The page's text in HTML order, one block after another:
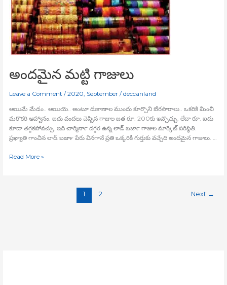
అందమైన మట్టి గాజులు
Leave a Comment /2020, September /deccanland
ఆయిమే మేడం.. ఆయియె.. అంటూ దుకాణాల ముందు కూర్చొని బేరసారాలు.. ఒకరికి మించి
మరొకరి ఆహ్వానం. ఐదు వందలు చెప్పిన గాజుల జత రూ. 200కు ఇవ్చొచ్చు. లేదా రూ. ఐదు
కూడా తగ్గకపోవచ్చు. ఇది చార్మినార్‍ దగ్గర ఉన్న లాడ్‍ బజార్‍ గాజుల మార్కెట్‍ పరిస్థితి.
ప్రఖ్యాతి గాంచిన లాడ్‍ బజార్‍ పేరు వినగానే ప్రతి ఒక్కరికీ గుర్తుకు వచ్చేది అందమైన గాజులు. …
Read More »
1 2 Next →